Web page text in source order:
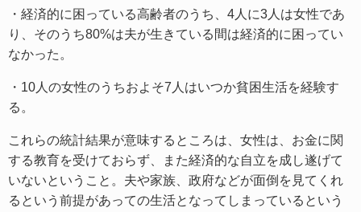
・経済的に困っている高齢者のうち、4人に3人は女性であ
り、そのうち80%は夫が生きている間は経済的に困ってい
なかった。
・10人の女性のうちおよそ7人はいつか貧困生活を経験す
る。
これらの統計結果が意味するところは、女性は、お金に関
する教育を受けておらず、また経済的な自立を成し遂げて
いないということ。夫や家族、政府などが面倒を見てくれ
るという前提があっての生活となってしまっているという